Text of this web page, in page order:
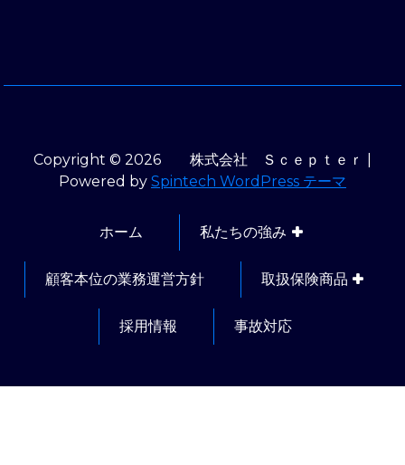
Copyright © 2026 株式会社 Ｓｃｅｐｔｅｒ |
Powered by Spintech WordPress テーマ
ホーム 私たちの強み
顧客本位の業務運営方針 取扱保険商品
採用情報 事故対応